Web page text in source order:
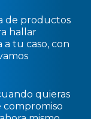
de productos
hallar
a tu caso, con
quieras